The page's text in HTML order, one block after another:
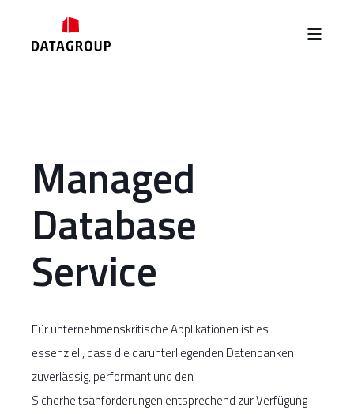
Managed
Database
Service
Für unternehmenskritische Applikationen ist es
essenziell, dass die darunterliegenden Datenbanken
zuverlässig, performant und den
Sicherheitsanforderungen entsprechend zur Verfügung